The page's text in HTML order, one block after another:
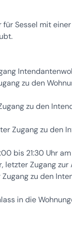
für Sessel mit
zu den
zu den
Zugang zu
bis 21:30 Uhr
letzter Zugang
zu den
in die